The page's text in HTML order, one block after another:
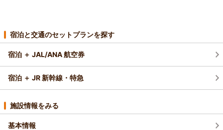
宿泊と交通のセットプランを探す
宿泊 ＋ JAL/ANA 航空券
宿泊 ＋ JR 新幹線・特急
施設情報をみる
基本情報